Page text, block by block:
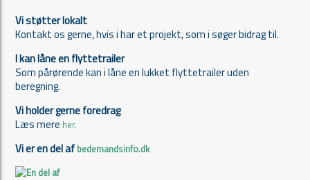
Vi støtter lokalt
Kontakt os gerne, hvis i har et projekt, som i søger bidrag til.
I kan låne en flyttetrailer
Som pårørende kan i låne en lukket flyttetrailer uden
beregning.
Vi holder gerne foredrag
Læs mere her.
Vi er en del afbedemandsinfo.dk